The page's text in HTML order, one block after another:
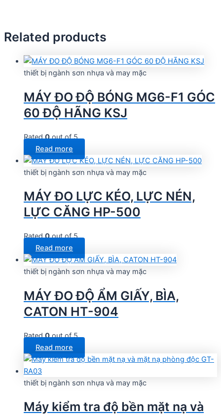
Related products
thiết bị ngành sơn nhựa và may mặc
MÁY ĐO ĐỘ BÓNG MG6-F1 GÓC
60 ĐỘ HÃNG KSJ
Rated0out of 5
Read more
thiết bị ngành sơn nhựa và may mặc
MÁY ĐO LỰC KÉO, LỰC NÉN,
LỰC CĂNG HP-500
Rated0out of 5
Read more
thiết bị ngành sơn nhựa và may mặc
MÁY ĐO ĐỘ ẨM GIẤY, BÌA,
CATON HT-904
Rated0out of 5
Read more
thiết bị ngành sơn nhựa và may mặc
Máy kiểm tra độ bền mặt nạ và